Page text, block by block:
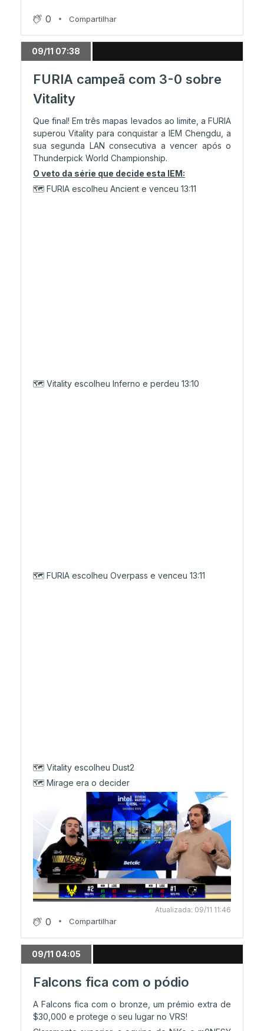
0 Compartilhar
09/11 07:38
FURIA campeã com 3-0 sobre
Vitality
Que final! Em três mapas levados ao limite, a FURIA
superou Vitality para conquistar a IEM Chengdu, a
sua segunda LAN consecutiva a vencer após o
Thunderpick World Championship.
O veto da série que decide esta IEM:
🗺️ FURIA escolheu Ancient e venceu 13:11
🗺️ Vitality escolheu Inferno e perdeu 13:10
🗺️ FURIA escolheu Overpass e venceu 13:11
🗺️ Vitality escolheu Dust2
🗺️ Mirage era o decider
Atualizada: 09/11 11:46
0 Compartilhar
09/11 04:05
Falcons fica com o pódio
A Falcons fica com o bronze, um prémio extra de
$30,000 e protege o seu lugar no VRS!